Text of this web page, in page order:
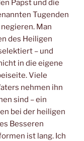
Papst und die
Tugenden
Man
des Heiligen
– und
in die eigene
Viele
nehmen ihn
sind – ein
bei der heiligen
Besseren
ist lang. Ich